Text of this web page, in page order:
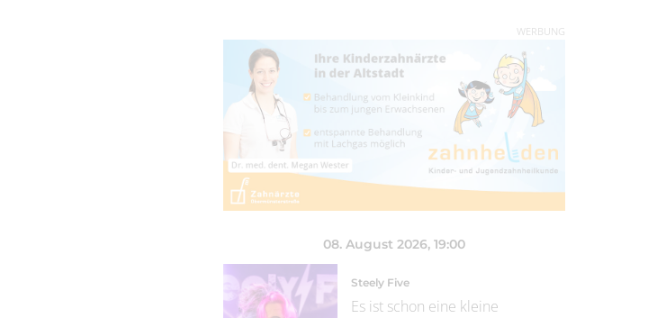
WERBUNG
08. August 2026, 19:00
Steely Five
Es ist schon eine kleine